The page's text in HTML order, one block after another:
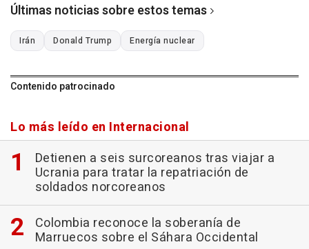
Últimas noticias sobre estos temas
Irán Donald Trump Energía nuclear
Contenido patrocinado
Lo más leído en Internacional
Detienen a seis surcoreanos tras viajar a
Ucrania para tratar la repatriación de
soldados norcoreanos
Colombia reconoce la soberanía de
Marruecos sobre el Sáhara Occidental